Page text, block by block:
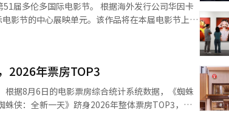
，月活跃用户数（MAU）增长10.5%。CJ
务的体质改善，同时利用‘厨师兵传奇’等内容IP
半年将继续扩大平台客户基础，同时通过内容和
在新闻中广泛传播，导致那位演员被视为‘内向人
时间，希望您能看看那位演员在其他综艺节目中
没能帮助他，真抱歉。”这表明郑俊元在节目中处
。
节。 根据海外发行公司华因卡
影节的中心展映单元。该作品将在本届电影节上进
结的意义。 导演由严圭福担任。严
达的影像导演经验。他参与了梅利茨财产保险的
2026年票房TOP3